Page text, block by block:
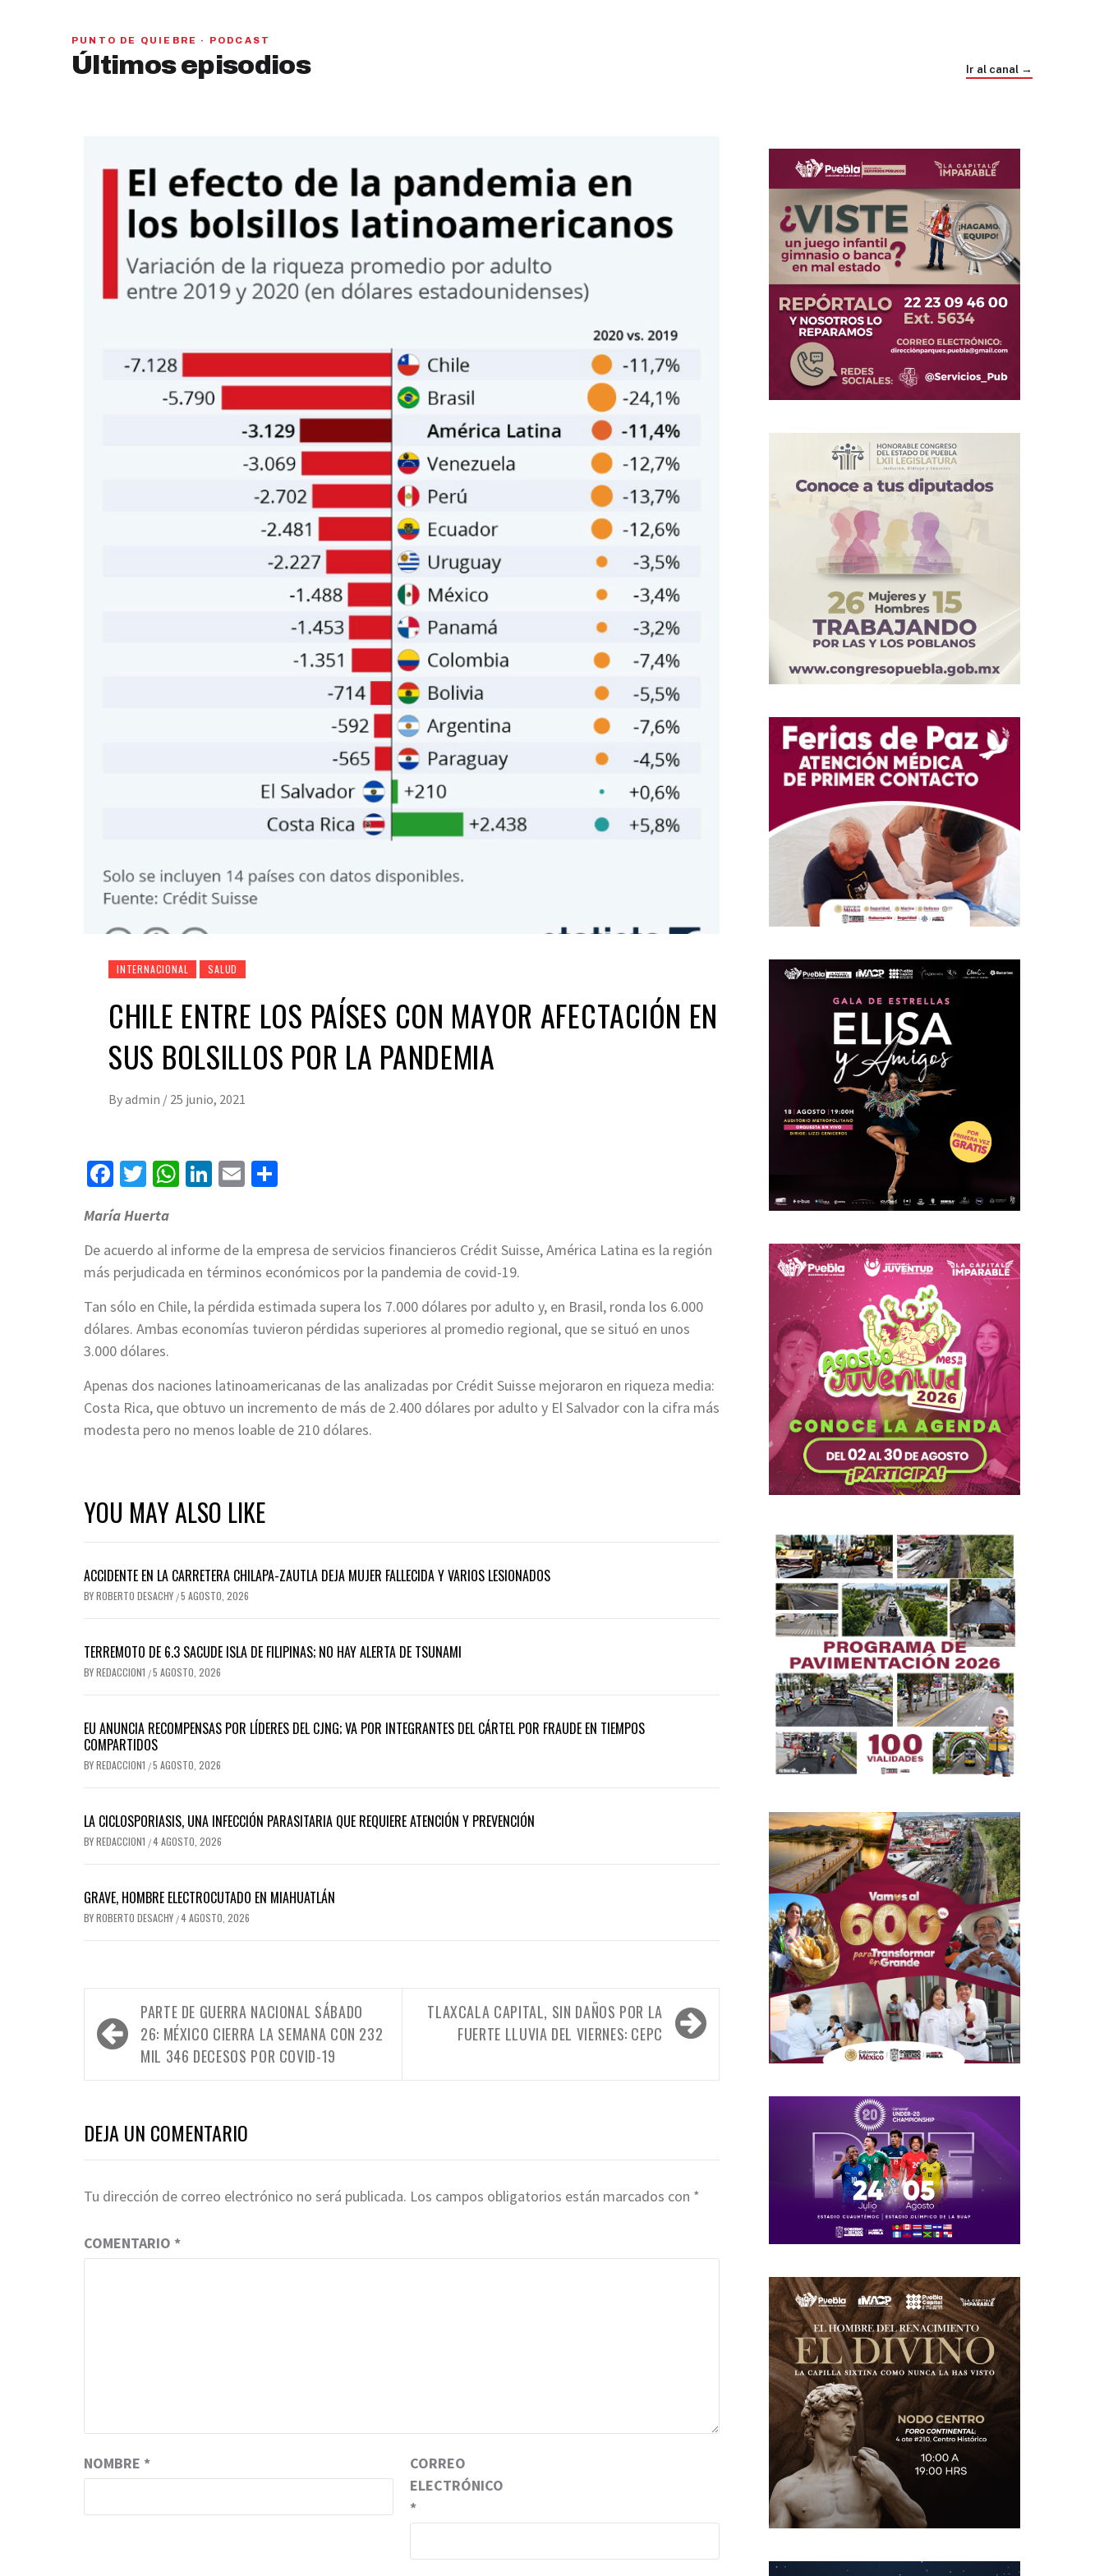
PUNTO DE QUIEBRE · PODCAST
Últimos episodios Ir al canal →
PAN y MC se beneficiarían con una alianza,
señaló Gerardo Leal
INTERNACIONAL SALUD
CHILE ENTRE LOS PAÍSES CON MAYOR AFECTACIÓN EN
SUS BOLSILLOS POR LA PANDEMIA
Byadmin / 25 junio, 2021
Facebook
Twitter
WhatsApp
LinkedIn
Email
María Huerta
De acuerdo al informe de la empresa de servicios financieros Crédit Suisse, América Latina es la región
más perjudicada en términos económicos por la pandemia de covid-19.
Tan sólo en Chile, la pérdida estimada supera los 7.000 dólares por adulto y, en Brasil, ronda los 6.000
dólares. Ambas economías tuvieron pérdidas superiores al promedio regional, que se situó en unos
3.000 dólares.
Apenas dos naciones latinoamericanas de las analizadas por Crédit Suisse mejoraron en riqueza media:
Costa Rica, que obtuvo un incremento de más de 2.400 dólares por adulto y El Salvador con la cifra más
modesta pero no menos loable de 210 dólares.
YOU MAY ALSO LIKE
ACCIDENTE EN LA CARRETERA CHILAPA-ZAUTLA DEJA MUJER FALLECIDA Y VARIOS LESIONADOS
BYROBERTO DESACHY /5 AGOSTO, 2026
TERREMOTO DE 6.3 SACUDE ISLA DE FILIPINAS; NO HAY ALERTA DE TSUNAMI
BYREDACCION1 /5 AGOSTO, 2026
EU ANUNCIA RECOMPENSAS POR LÍDERES DEL CJNG; VA POR INTEGRANTES DEL CÁRTEL POR FRAUDE EN TIEMPOS
COMPARTIDOS
BYREDACCION1 /5 AGOSTO, 2026
LA CICLOSPORIASIS, UNA INFECCIÓN PARASITARIA QUE REQUIERE ATENCIÓN Y PREVENCIÓN
BYREDACCION1 /4 AGOSTO, 2026
GRAVE, HOMBRE ELECTROCUTADO EN MIAHUATLÁN
BYROBERTO DESACHY /4 AGOSTO, 2026
Navegación
de
entradas
PARTE DE GUERRA NACIONAL SÁBADO
26: MÉXICO CIERRA LA SEMANA CON 232
MIL 346 DECESOS POR COVID-19
TLAXCALA CAPITAL, SIN DAÑOS POR LA
FUERTE LLUVIA DEL VIERNES: CEPC
DEJA UN COMENTARIO
Tu dirección de correo electrónico no será publicada. Los campos obligatorios están marcados con *
COMENTARIO *
NOMBRE *
CORREO
ELECTRÓNICO
*